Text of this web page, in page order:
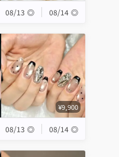
08/13 ◎ 08/14 ◎
¥9,900
08/13 ◎ 08/14 ◎